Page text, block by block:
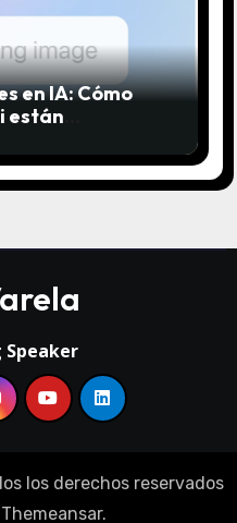
en IA: Cómo
están
los derechos reservados
Themeansar.